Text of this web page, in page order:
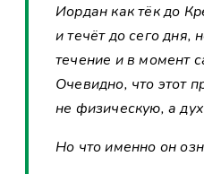
Иордан как тёк до
и течёт до сего дня,
течение и в момент
Очевидно, что этот
не физическую, а
Но что именно он